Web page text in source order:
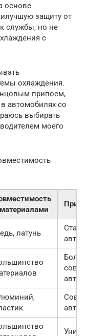
основе
защиту от
службы, но не
с
охлаждения.
припоем,
автомобилях со
выбирать
моего
латунь